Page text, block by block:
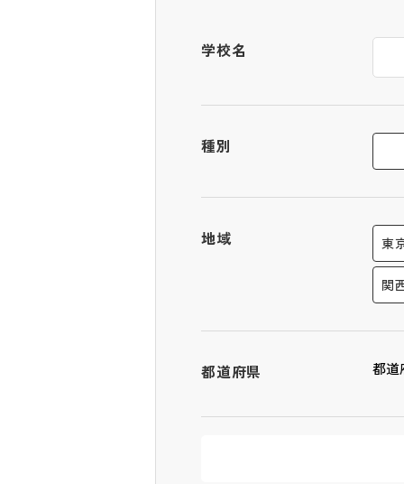
学校名
種別
地域 東
関
都道府県 都道